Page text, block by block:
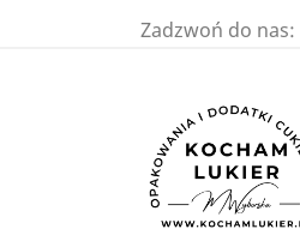
Zadzwoń do nas: